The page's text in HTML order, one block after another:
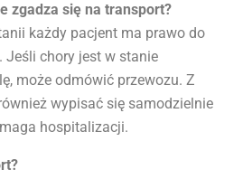
zgadza się na transport?
każdy pacjent ma prawo do
Jeśli chory jest w stanie
może odmówić przewozu. Z
wypisać się samodzielnie
hospitalizacji.